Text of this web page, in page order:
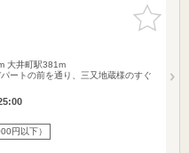
お気に入
りに追加
大井町駅381m
ートの前を通り、三又地蔵様のすぐ
円以下）